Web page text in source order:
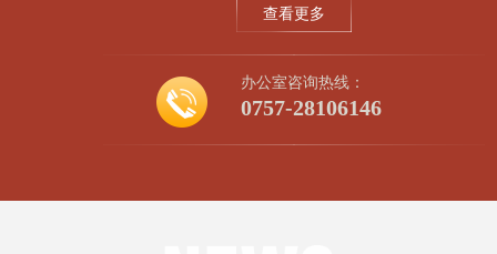
查看更多
办公室咨询热线：
0757-28106146